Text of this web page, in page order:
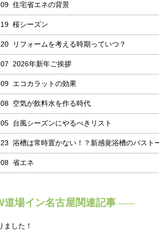
住宅省エネの背景
桜シーズン
リフォームを考える時期っていつ？
2026年新年ご挨拶
エコカラットの効果
空気が飲料水を作る時代
台風シーズンにやるべきリスト
浴槽は常時置かない！？新感覚浴槽のバスト
省エネ
道場イン名古屋関連記事
ました！